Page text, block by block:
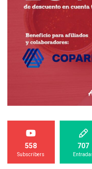
558
Subscribers
707